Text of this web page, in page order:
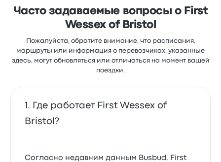
Часто задаваемые вопросы о First
Wessex of Bristol
Пожалуйста, обратите внимание, что расписания,
маршруты или информация о перевозчиках, указанные
здесь, могут обновляться или отличаться на момент вашей
поездки.
Где работает First Wessex of
Bristol?
Согласно недавним данным Busbud, First